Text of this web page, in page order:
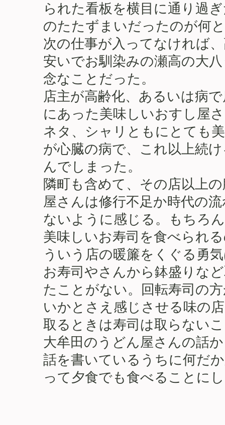
られた看板を横目に通り過
のたたずまいだったのが何
次の仕事が入ってなければ
安いでお馴染みの瀬高の大
念なことだった。
店主が高齢化、あるいは病
にあった美味しいおすし屋
ネタ、シャリともにとても
が心臓の病で、これ以上続
んでしまった。
隣町も含めて、その店以上
屋さんは修行不足か時代の
ないように感じる。もちろ
美味しいお寿司を食べられ
ういう店の暖簾をくぐる勇
お寿司やさんから鉢盛りな
たことがない。回転寿司の
いかとさえ感じさせる味の
取るときは寿司は取らない
大牟田のうどん屋さんの話
話を書いているうちに何だ
って夕食でも食べることに